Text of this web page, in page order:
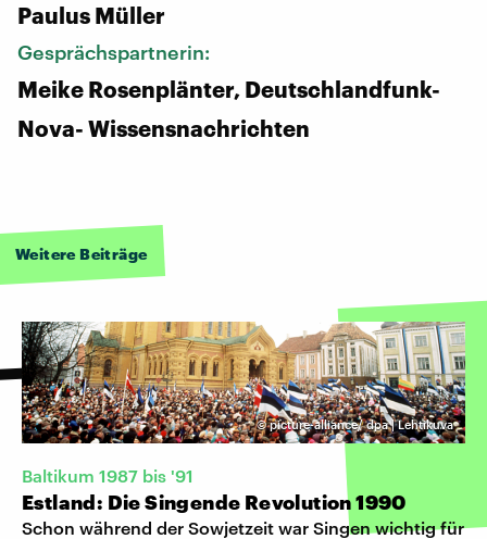
Paulus Müller
Gesprächspartnerin:
Meike Rosenplänter, Deutschlandfunk-
Nova- Wissensnachrichten
Weitere Beiträge
©picture-alliance/ dpa | Lehtikuva
Baltikum 1987 bis '91
Estland: Die Singende Revolution 1990
Schon während der Sowjetzeit war Singen wichtig für